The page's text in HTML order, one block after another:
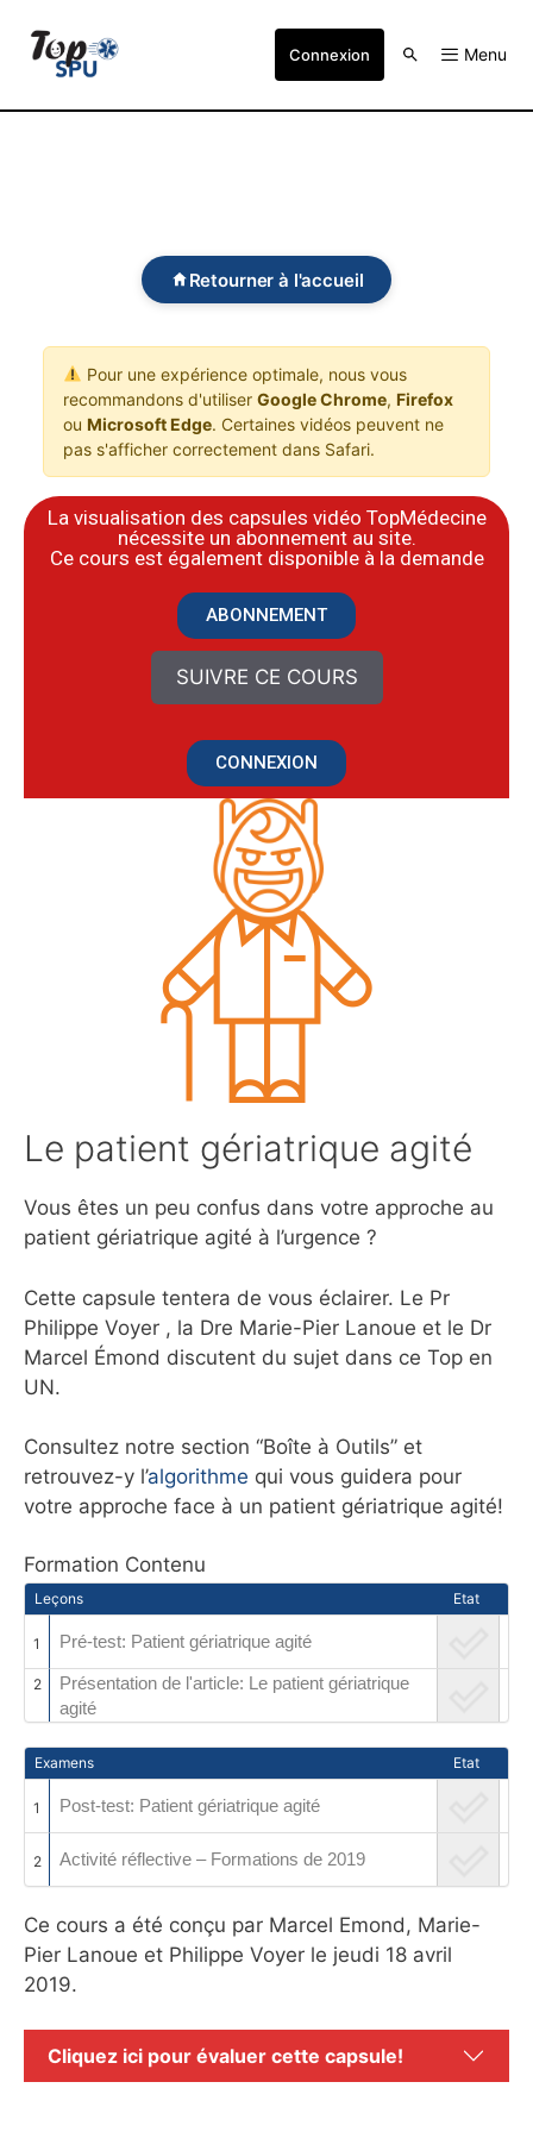
Connexion Menu
Retourner à l'accueil
Pour une expérience optimale, nous vous
recommandons d'utiliser Google Chrome, Firefox
ou Microsoft Edge. Certaines vidéos peuvent ne
pas s'afficher correctement dans Safari.
La visualisation des capsules vidéo TopMédecine
nécessite un abonnement au site.
​Ce cours est également disponible à la demande
ABONNEMENT
SUIVRE CE COURS
CONNEXION
Le patient gériatrique agité
Vous êtes un peu confus dans votre approche au
patient gériatrique agité à l’urgence ?
Cette capsule tentera de vous éclairer. Le Pr
Philippe Voyer , la Dre Marie-Pier Lanoue et le Dr
Marcel Émond discutent du sujet dans ce Top en
UN.
Consultez notre section “Boîte à Outils” et
retrouvez-y l’algorithme qui vous guidera pour
votre approche face à un patient gériatrique agité!
Formation Contenu
Leçons Etat
1 Pré-test: Patient gériatrique agité
2
Présentation de l'article: Le patient gériatrique
agité
Examens Etat
1 Post-test: Patient gériatrique agité
2 Activité réflective – Formations de 2019
Ce cours a été conçu par Marcel Emond, Marie-
Pier Lanoue et Philippe Voyer le jeudi 18 avril
2019.
Cliquez ici pour évaluer cette capsule!